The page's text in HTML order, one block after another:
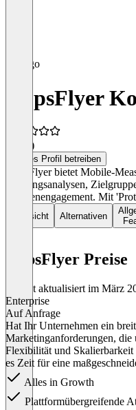
AppsFlyer
(7)
Dieses Profil betreiben
AppsFlyer bietet Mobile-
Leistungsanalysen,
Kundenengagement. Mit
Übersicht Alternativen
AppsFlyer Preise
Zuletzt aktualisiert im März
Enterprise
Auf Anfrage
Hat Ihr Unternehmen ein
Marketinganforderungen, die
Flexibilität und Skalierbarkeit
es Zeit für eine
Alles in Growth
Plattformübergreifende